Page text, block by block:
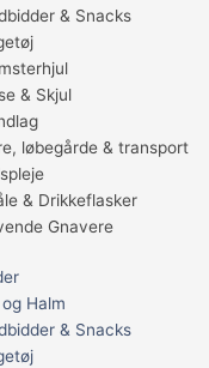
& Snacks
& Skjul
løbegårde & transport
& Drikkeflasker
Gnavere
Halm
& Snacks